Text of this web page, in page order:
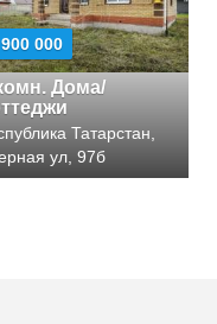
000
Дома/
Татарстан,
ул, 97б